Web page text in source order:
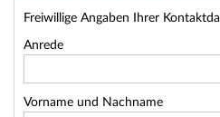
Freiwillige Angaben Ihrer
Anrede
Vorname und Nachname